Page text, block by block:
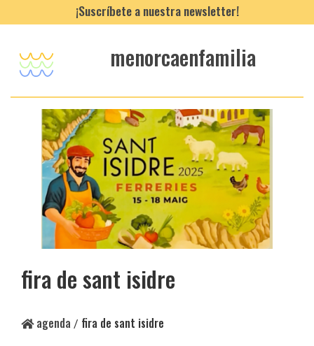
¡Suscríbete a nuestra newsletter!
menorcaenfamilia
fira de sant isidre
agenda / fira de sant isidre